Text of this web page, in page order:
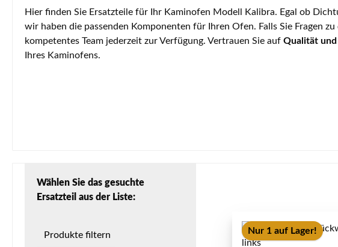
Hier finden Sie Ersatzteile für Ihr Kaminofen Modell Kalibra. Egal ob
wir haben die passenden Komponenten für Ihren Ofen. Falls Sie Fragen
kompetentes Team jederzeit zur Verfügung. Vertrauen Sie auf Qualität
Ihres Kaminofens.
Wählen Sie das gesuchte
Ersatzteil aus der Liste:
Produkte filtern Nur 1 auf Lager!